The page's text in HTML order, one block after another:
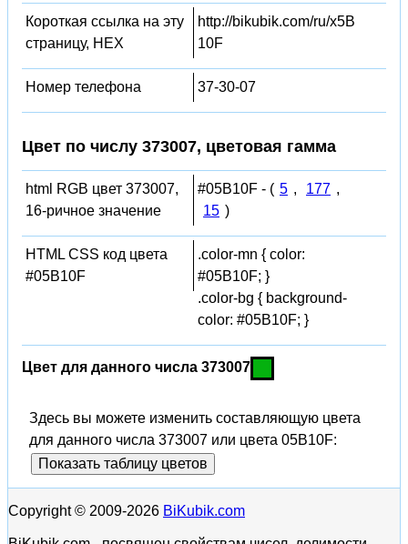
Короткая ссылка на эту
страницу, HEX
http://bikubik.com/ru/x5B
10F
Номер телефона 37-30-07
Цвет по числу 373007, цветовая гамма
html RGB цвет 373007,
16-ричное значение
#05B10F - ( 5 , 177 ,
15 )
HTML CSS код цвета
#05B10F
.color-mn { color:
#05B10F; }
.color-bg { background-
color: #05B10F; }
Цвет для данного числа 373007
Здесь вы можете изменить составляющую цвета
для данного числа 373007 или цвета 05B10F:
Показать таблицу цветов
Copyright © 2009-2026 BiKubik.com